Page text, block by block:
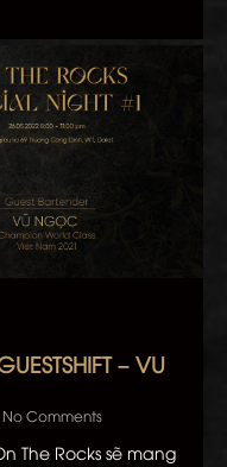
– VU
No Comments
The Rocks sẽ mang